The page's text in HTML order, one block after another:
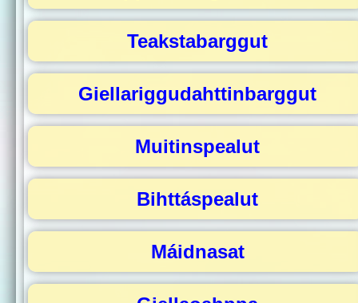
Teakstabarggut
Giellariggudahttinbarggut
Muitinspealut
Bihttáspealut
Máidnasat